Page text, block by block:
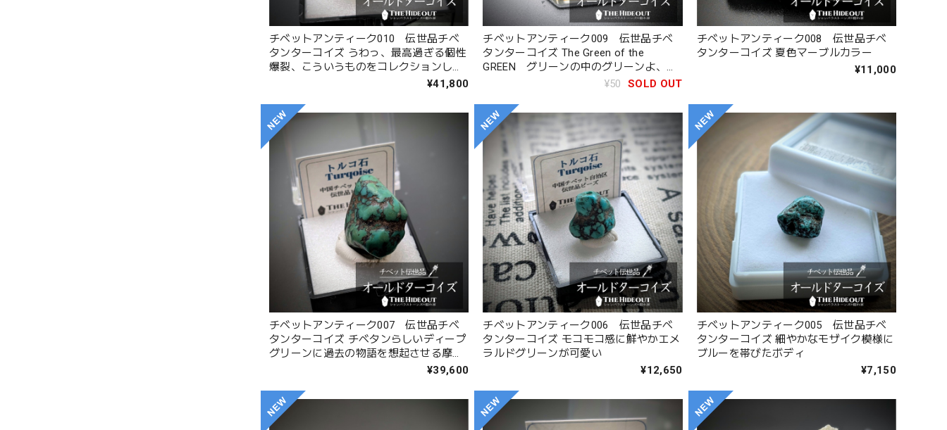
チベットアンティーク010 伝世品チベ
タンターコイズ うわっ、最高過ぎる個性
爆裂、こういうものをコレクションした
¥41,800
チベットアンティーク009 伝世品チベ
タンターコイズ The Green of the
GREEN グリーンの中のグリーンよ、出
¥50 SOLD OUT
チベットアンティーク008 伝世品チベ
タンターコイズ 夏色マーブルカラー
¥11,000
チベットアンティーク007 伝世品チベ
タンターコイズ チベタンらしいディープ
グリーンに過去の物語を想起させる摩耗
¥39,600
チベットアンティーク006 伝世品チベ
タンターコイズ モコモコ感に鮮やかエメ
ラルドグリーンが可愛い
¥12,650
チベットアンティーク005 伝世品チベ
タンターコイズ 細やかなモザイク模様に
ブルーを帯びたボディ
¥7,150